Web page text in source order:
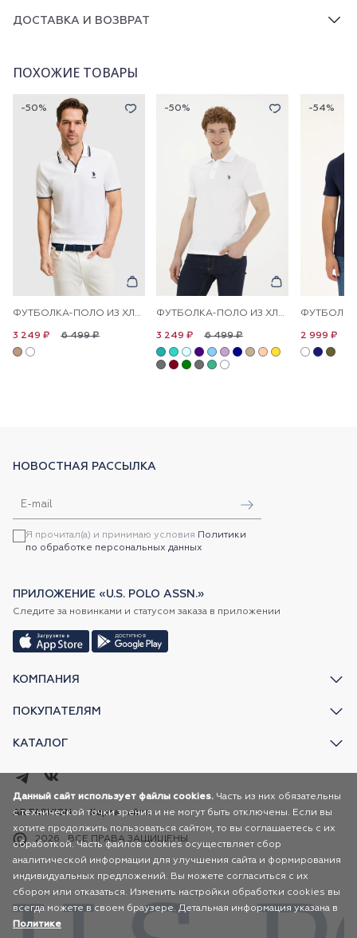
ДОСТАВКА И ВОЗВРАТ
ПОХОЖИЕ ТОВАРЫ
-50%
ФУТБОЛКА-ПОЛО ИЗ ХЛОПКА С КОНТРАСТНОЙ ОКАНТОВКОЙ
6 499 ₽
3 249 ₽
-50%
ФУТБОЛКА-ПОЛО ИЗ ХЛОПКА
6 499 ₽
3 249 ₽
-54%
2 999 ₽
КОМПАНИЯ
ПОКУПАТЕЛЯМ
КАТАЛОГ
НОВОСТНАЯ РАССЫЛКА
Я прочитал(а) и принимаю условия Политики
по обработке персональных данных
ПРИЛОЖЕНИЕ «U.S. POLO ASSN.»
Следите за новинками и статусом заказа в приложении
2026 ВСЕ ПРАВА ЗАЩИЩЕНЫ
AR FASHION Карта сайта
Данный сайт использует файлы cookies. Часть из них обязательны
с технической точки зрения и не могут быть отключены. Если вы
хотите продолжить пользоваться сайтом, то вы соглашаетесь с их
обработкой. Часть файлов cookies осуществляет сбор
аналитической информации для улучшения сайта и формирования
индивидуальных предложений. Вы можете согласиться с их
сбором или отказаться. Изменить настройки обработки cookies вы
всегда можете в своем браузере. Детальная информация указана в
Политике